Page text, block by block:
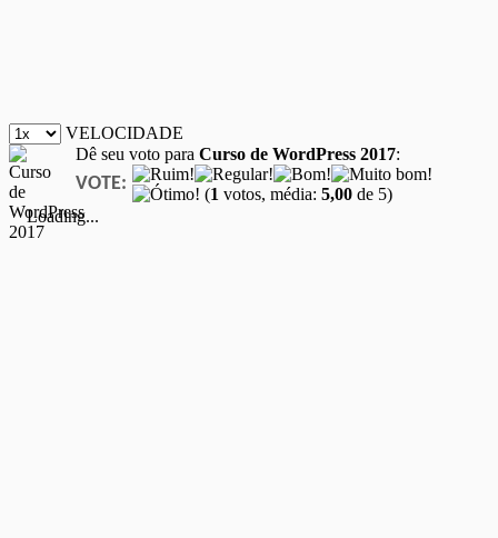
VELOCIDADE
Dê seu voto para Curso de WordPress 2017:
VOTE: (1 votos, média: 5,00 de 5)
Loading...